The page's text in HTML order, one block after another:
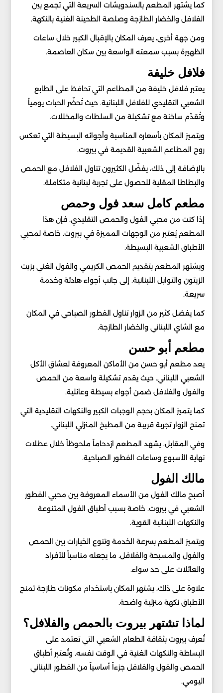
كما يشتهر المطعم بالسندويشات السريعة التي تجمع بين
الفلافل والخضار الطازجة وصلصة الطحينة الغنية بالنكهة.
ومن جهة أخرى، يعرف المكان بالإقبال الكبير خلال ساعات
الظهيرة بسبب سمعته الواسعة بين سكان العاصمة.
فلافل خليفة
يعتبر فلافل خليفة من المطاعم التي تحافظ على الطابع
الشعبي التقليدي للفلافل اللبنانية. حيث تُحضّر الحبات يومياً
وتُقدّم ساخنة مع تشكيلة من السلطات والمخللات.
ويتميز المكان بأسعاره المناسبة وأجوائه البسيطة التي تعكس
روح المطاعم الشعبية القديمة في بيروت.
بالإضافة إلى ذلك، يفضّل الكثيرون تناول الفلافل مع الحمص
والبطاطا المقلية للحصول على تجربة لبنانية متكاملة.
مطعم كامل سعد فول وحمص
إذا كنت من محبي الفول والحمص التقليدي. فإن هذا
المطعم يُعتبر من الوجهات المميزة في بيروت. خاصة لمحبي
الأطباق الشعبية البسيطة.
ويشتهر المطعم بتقديم الحمص الكريمي والفول الغني بزيت
الزيتون والتوابل اللبنانية. إلى جانب أجواء هادئة وخدمة
سريعة.
كما يفضل كثير من الزوار تناول الفطور الصباحي في المكان
مع الشاي اللبناني والخضار الطازجة.
مطعم أبو حسن
يعد مطعم أبو حسن من الأماكن المعروفة لعشاق الأكل
الشعبي اللبناني. حيث يقدم تشكيلة واسعة من الحمص
والفول والفلافل ضمن أجواء بسيطة وعائلية.
كما يتميز المكان بحجم الوجبات الكبير والنكهات التقليدية التي
تمنح الزوار تجربة قريبة من المطبخ المنزلي اللبناني.
وفي المقابل، يشهد المطعم ازدحاماً ملحوظاً خلال عطلات
نهاية الأسبوع وساعات الفطور الصباحية.
مالك الفول
أصبح مالك الفول من الأسماء المعروفة بين محبي الفطور
الشعبي في بيروت. خاصة بسبب أطباق الفول المتنوعة
والنكهات اللبنانية القوية.
ويتميز المطعم بسرعة الخدمة وتنوع الخيارات بين الحمص
والفول والمسبحة والفلافل. ما يجعله مناسباً للأفراد
والعائلات على حد سواء.
علاوة على ذلك، يشتهر المكان باستخدام مكونات طازجة تمنح
الأطباق نكهة منزلية واضحة.
لماذا تشتهر بيروت بالحمص والفلافل؟
تُعرف بيروت بثقافة الطعام الشعبي التي تعتمد على
البساطة والنكهات الغنية في الوقت نفسه. وتُعتبر أطباق
الحمص والفول والفلافل جزءاً أساسياً من الفطور اللبناني
اليومي.